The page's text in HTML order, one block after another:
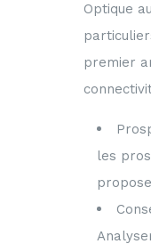
Optique
premier
les